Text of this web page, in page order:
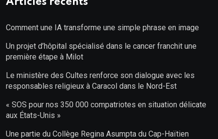
Comment une IA transforme une simple phrase en image
Un projet d’hôpital spécialisé dans le cancer franchit une
première étape à Milot
Le ministère des Cultes renforce son dialogue avec les
responsables religieux à Caracol dans le Nord-Est
« SOS pour nos 350 000 compatriotes en situation délicate
aux États-Unis »
Une partie du Collège Regina Asumpta du Cap-Haïtien